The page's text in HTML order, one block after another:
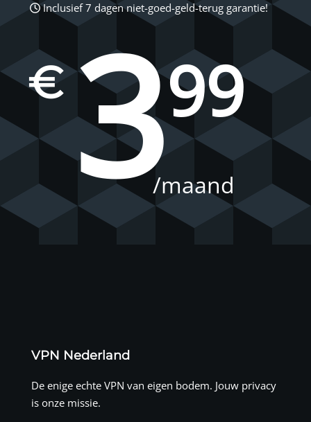
Inclusief 7 dagen niet-goed-geld-terug garantie!
€399
/maand
VPN Nederland
De enige echte VPN van eigen bodem. Jouw privacy
is onze missie.